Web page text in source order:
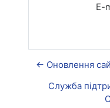
E-
← Оновлення
Служба